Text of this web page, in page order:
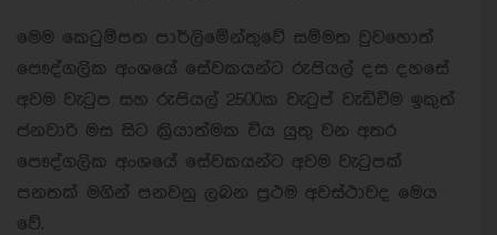
මෙම කෙටුම්පත පාර්ලිමේන්තුවේ සම්මත වුවහොත්
පෞද්ගලික අංශයේ සේවකයන්ට රුපියල් දස දහසේ
අවම වැටුප සහ රුපියල් 2500ක වැටුප් වැඩිවීම ඉකුත්
ජනවාරි මස සිට කි‍්‍රයාත්මක විය යුතු වන අතර
පෞද්ගලික අංශයේ සේවකයන්ට අවම වැටුපක්
පනතක් මගින් පනවනු ලබන ප‍්‍රථම අවස්ථාවද මෙය
වේ.